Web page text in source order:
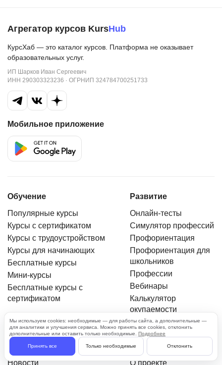
Агрегатор курсов KursHub
КурсХаб — это каталог курсов. Платформа не оказывает
образовательных услуг.
ИП Шарков Иван Сергеевич
ИНН 290303323236 · ОГРНИП 324784700251733
Мобильное приложение
Обучение
Популярные курсы
Курсы с сертификатом
Курсы с трудоустройством
Курсы для начинающих
Бесплатные курсы
Мини-курсы
Бесплатные курсы с
сертификатом
Развитие
Онлайн-тесты
Симулятор профессий
Профориентация
Профориентация для
школьников
Профессии
Вебинары
Калькулятор
окупаемости
Личный кабинет
Информация
Новости
О нас
О проекте
Мы используем cookies: необходимые — для работы сайта, а дополнительные —
для аналитики и улучшения сервиса. Можно принять все cookies, отклонить
дополнительные или оставить только необходимые. Подробнее
Принять все Только необходимые Отклонить